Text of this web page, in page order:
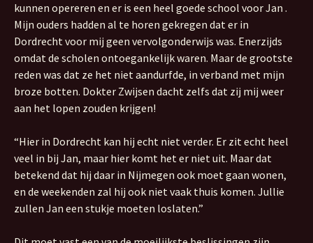
kunnen opereren en er is een heel goede school voor Jan .
Mijn ouders hadden al te horen gekregen dat er in
Dordrecht voor mij geen vervolgonderwijs was. Enerzijds
omdat de scholen ontoegankelijk waren. Maar de grootste
reden was dat ze het niet aandurfde, in verband met mijn
broze botten. Dokter Zwijsen dacht zelfs dat zij mij weer
aan het lopen zouden krijgen!
“Hier in Dordrecht kan hij echt niet verder. Er zit echt heel
veel in bij Jan, maar hier komt het er niet uit. Maar dat
betekend dat hij daar in Nijmegen ook moet gaan wonen,
en de weekenden zal hij ook niet vaak thuis komen. Jullie
zullen Jan een stukje moeten loslaten.”